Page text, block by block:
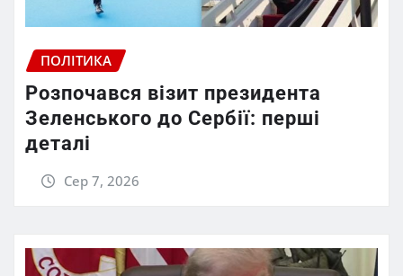
ПОЛІТИКА
Розпочався візит президента
Зеленського до Сербії: перші
деталі
Сер 7, 2026